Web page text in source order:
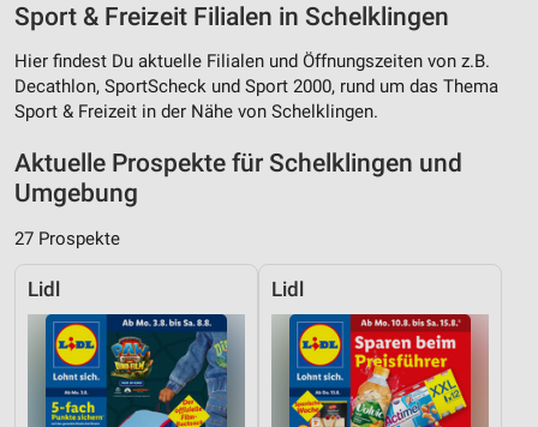
Sport & Freizeit Filialen in Schelklingen
Hier findest Du aktuelle Filialen und Öffnungszeiten von z.B.
Decathlon, SportScheck und Sport 2000, rund um das Thema
Sport & Freizeit in der Nähe von Schelklingen.
Aktuelle Prospekte für Schelklingen und
Umgebung
27 Prospekte
Lidl Lidl